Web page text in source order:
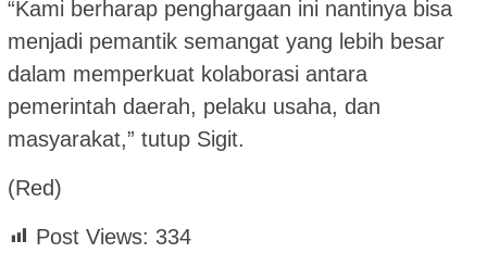
“Kami berharap penghargaan ini nantinya bisa
menjadi pemantik semangat yang lebih besar
dalam memperkuat kolaborasi antara
pemerintah daerah, pelaku usaha, dan
masyarakat,” tutup Sigit.
(Red)
Post Views: 334